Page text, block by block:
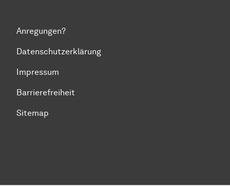
Anregungen?
Datenschutzerklärung
Impressum
Barrierefreiheit
Sitemap